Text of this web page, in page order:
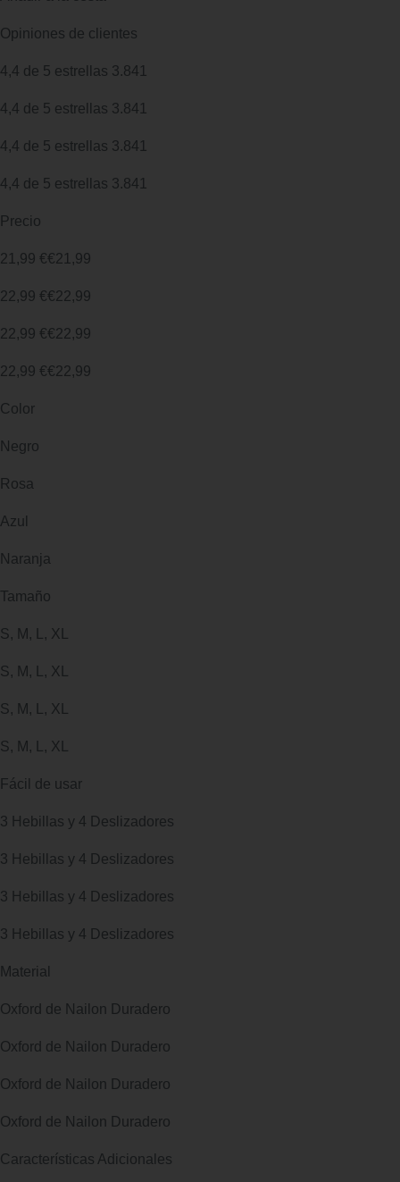
Opiniones de clientes
4,4 de 5 estrellas 3.841
4,4 de 5 estrellas 3.841
4,4 de 5 estrellas 3.841
4,4 de 5 estrellas 3.841
Precio
21,99 €€21,99
22,99 €€22,99
22,99 €€22,99
22,99 €€22,99
Color
Negro
Rosa
Azul
Naranja
Tamaño
S, M, L, XL
S, M, L, XL
S, M, L, XL
S, M, L, XL
Fácil de usar
3 Hebillas y 4 Deslizadores
3 Hebillas y 4 Deslizadores
3 Hebillas y 4 Deslizadores
3 Hebillas y 4 Deslizadores
Material
Oxford de Nailon Duradero
Oxford de Nailon Duradero
Oxford de Nailon Duradero
Oxford de Nailon Duradero
Características Adicionales